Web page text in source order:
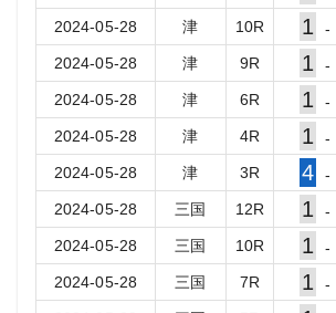
2024-05-28 津 10R 1 -
2024-05-28 津 9R 1 -
2024-05-28 津 6R 1 -
2024-05-28 津 4R 1 -
2024-05-28 津 3R 4 -
2024-05-28 三国 12R 1 -
2024-05-28 三国 10R 1 -
2024-05-28 三国 7R 1 -